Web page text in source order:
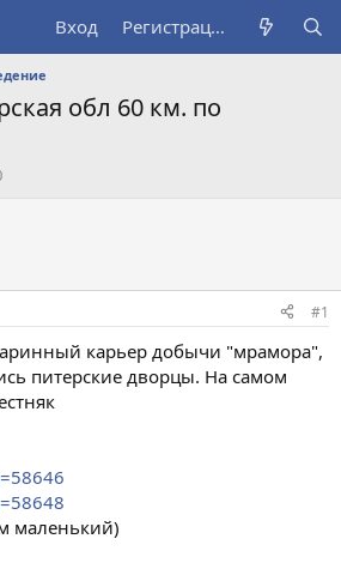
Вход Регистрация
обл 60 км. по
#1
карьер добычи "мрамора",
питерские дворцы. На самом
маленький)